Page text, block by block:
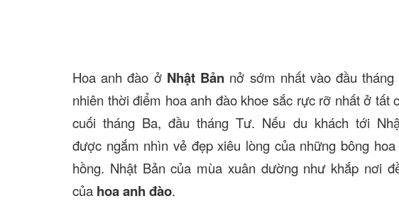
Hoa anh đào ở Nhật Bản nở sớm nhất vào đầu
nhiên thời điểm hoa anh đào khoe sắc rực rỡ nhất ở
cuối tháng Ba, đầu tháng Tư. Nếu du khách tới
được ngắm nhìn vẻ đẹp xiêu lòng của những bông
hồng. Nhật Bản của mùa xuân dường như khắp nơi
của hoa anh đào.